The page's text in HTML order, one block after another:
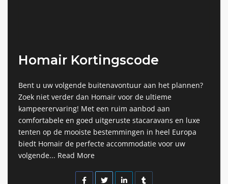
Homair Kortingscode
Bent u uw volgende buitenavontuur aan het plannen?
Zoek niet verder dan Homair voor de ultieme
kampeerervaring! Met een ruim aanbod aan
comfortabele en goed uitgeruste stacaravans en luxe
tenten op de mooiste bestemmingen in heel Europa
biedt Homair de perfecte accommodatie voor uw
volgende... Read More